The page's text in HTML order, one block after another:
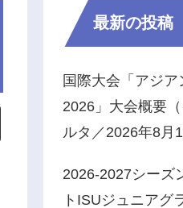
最新の投稿
国際大会「アジ
2026」大会概要
ルタ／2026年8月1
2026-2027シーズ
トISUジュニアグ